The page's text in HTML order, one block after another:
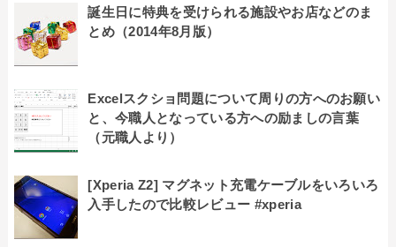
誕生日に特典を受けられる施設やお店などのま
とめ（2014年8月版）
Excelスクショ問題について周りの方へのお願い
と、今職人となっている方への励ましの言葉
（元職人より）
[Xperia Z2] マグネット充電ケーブルをいろいろ
入手したので比較レビュー #xperia